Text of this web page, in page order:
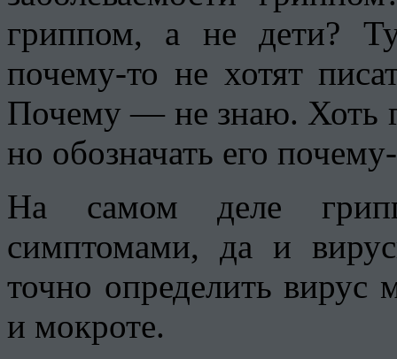
гриппом, а не дети?
почему-то не хотят
Почему — не знаю. Хоть
но обозначать его
На самом деле
симптомами, да и
точно определить вирус
и мокроте.